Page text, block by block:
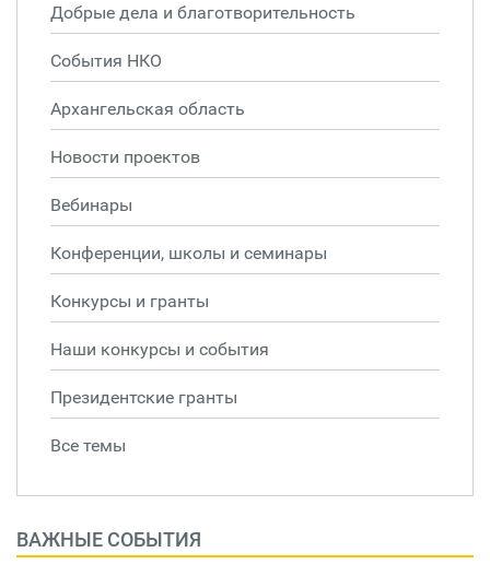
Добрые дела и благотворительность
События НКО
Архангельская область
Новости проектов
Вебинары
Конференции, школы и семинары
Конкурсы и гранты
Наши конкурсы и события
Президентские гранты
Все темы
ВАЖНЫЕ СОБЫТИЯ